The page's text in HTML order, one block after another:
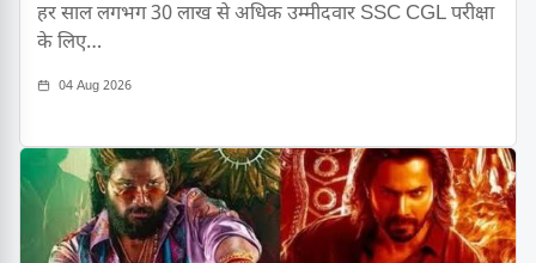
हर साल लगभग 30 लाख से अधिक उम्मीदवार SSC CGL परीक्षा
के लिए…
04 Aug 2026